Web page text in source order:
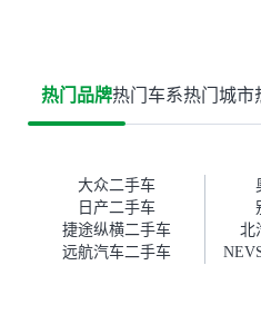
果跟你们的报告是符合的，所
这次车况没问题。购车流程挺
车。去之前我提前跟交接人员
好，到了之后要当着我的面再
一次复检，你们也安排了师傅
服务可以，速度很快。体验下
自营车的感觉是要比个人车好
热门品牌热门车系热门城市
大众二手车
日产二手车
捷途纵横二手车
北
远航汽车二手车